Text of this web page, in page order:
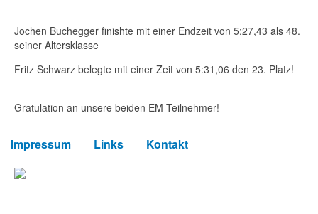
Jochen Buchegger finishte mit einer Endzeit von 5:27,43 als 48.
seiner Altersklasse
Fritz Schwarz belegte mit einer Zeit von 5:31,06 den 23. Platz!
Gratulation an unsere beiden EM-Teilnehmer!
Impressum Links Kontakt